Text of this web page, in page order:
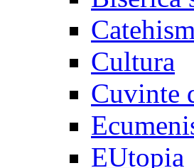
Catehism
Cultura
Cuvinte
EUtopia